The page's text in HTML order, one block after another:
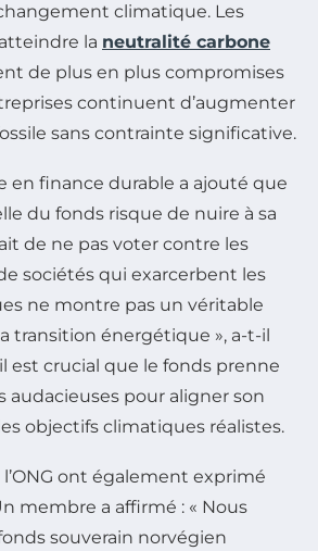
climatique. Les
la neutralité carbone
de plus en plus compromises
continuent d’augmenter
sans contrainte significative.
en finance durable a ajouté que
du fonds risque de nuire à sa
de ne pas voter contre les
sociétés qui exarcerbent les
ne montre pas un véritable
transition énergétique », a-t-il
est crucial que le fonds prenne
audacieuses pour aligner son
objectifs climatiques réalistes.
ont également exprimé
membre a affirmé : « Nous
souverain norvégien